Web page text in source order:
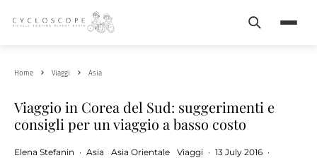
Search
Home Viaggi Asia
Viaggio in Corea del Sud: suggerimenti e
consigli per un viaggio a basso costo
Elena Stefanin · Asia Asia Orientale Viaggi · 13 July 2016 ·